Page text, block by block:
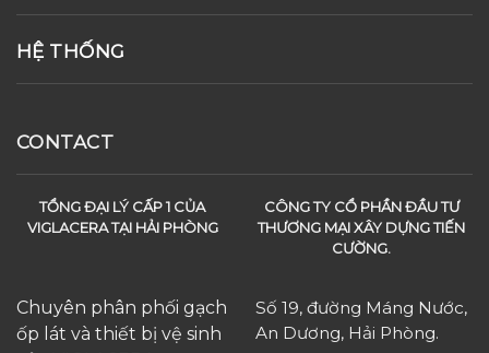
HỆ THỐNG
CONTACT
TỔNG ĐẠI LÝ CẤP 1 CỦA
VIGLACERA TẠI HẢI PHÒNG
Chuyên phân phối gạch
ốp lát và thiết bị vệ sinh
CÔNG TY CỔ PHẦN ĐẦU TƯ
THƯƠNG MẠI XÂY DỰNG TIẾN
CƯỜNG.
Số 19, đường Máng Nước,
An Dương, Hải Phòng.